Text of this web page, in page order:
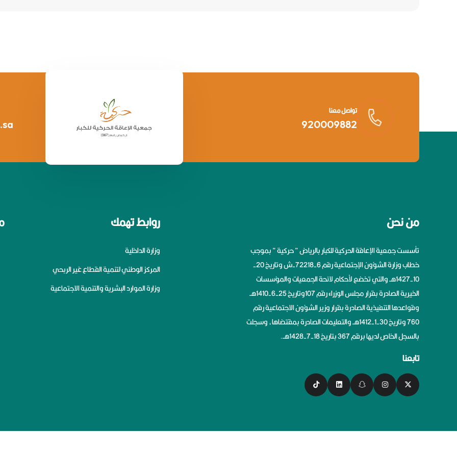
تواصل معنا
920009882
من نحن
تأسست جمعية الإعاقة الحركية للكبار بالرياض ” حركية ” بموجب
خطاب وزارة الشؤون الإجتماعية رقم 6-72218-ش وتاريخ 20-
10-1427هــ والتي تخضع لأحكام لائحة الجمعيات والمؤسسات
الخيرية الصادرة بقرار مجلس الوزراء رقم 107وتاريخ 25-6-1410هــ
وقواعدها التنفيذية الصادرة بقرار وزير الشؤون الاجتماعية رقم
760 وتاريخ 30-1-1412هــ والتعليمات الصادرة بمقتضاها، وسجلت
بالسجل الخاص لديها برقم 367 بتاريخ 18-7-1428هــ.
تابعنا
روابط تهمك
وزارة الداخلية
المركز الوطني لتنمية القطاع غير الربحي
وزارة الموارد البشرية والتنمية الاجتماعية